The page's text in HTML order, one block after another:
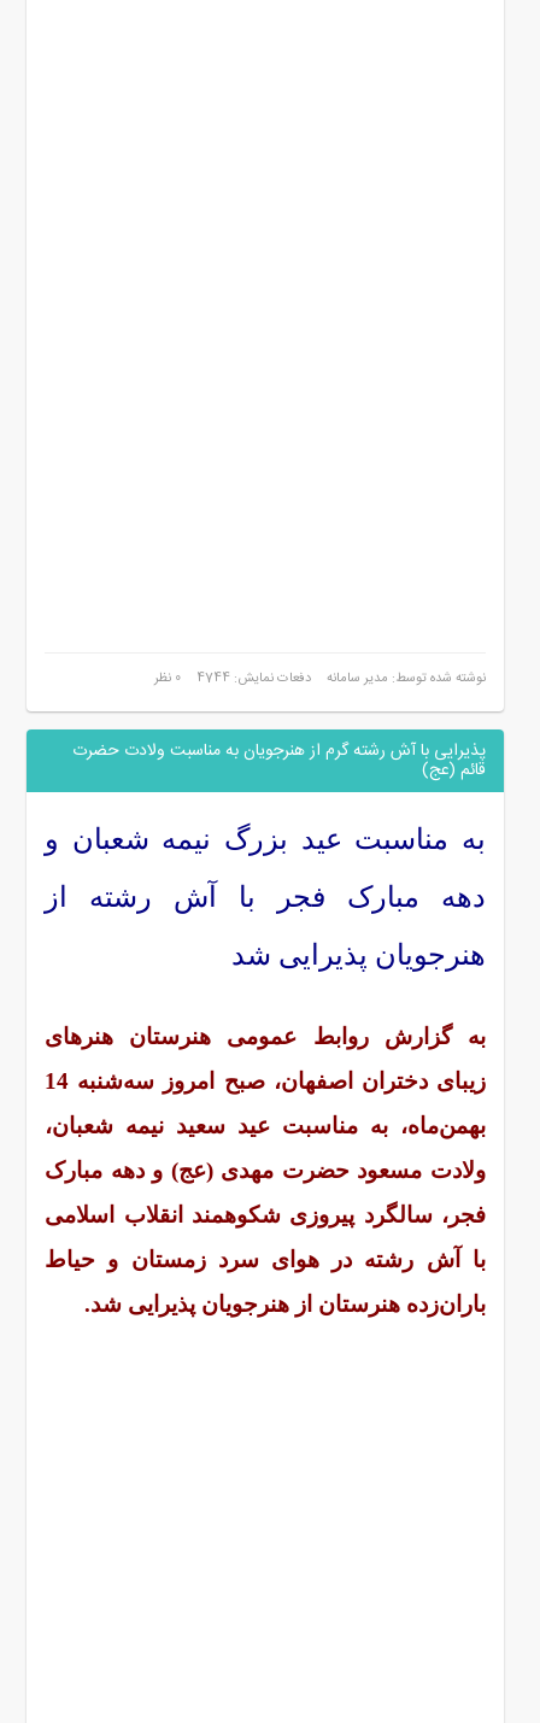
نوشته شده توسط: مدیر سامانه دفعات نمایش: 4744 0 نظر
پذیرایی با آش رشته گرم از هنرجویان به مناسبت ولادت حضرت
قائم (عج)
به مناسبت عید بزرگ نیمه شعبان و
دهه مبارک فجر با آش رشته از
هنرجویان پذیرایی شد
به گزارش روابط عمومی هنرستان هنرهای
زیبای دختران اصفهان، صبح امروز سه‌شنبه 14
بهمن‌ماه، به مناسبت عید سعید نیمه شعبان،
ولادت مسعود حضرت مهدی (عج) و دهه مبارک
فجر، سالگرد پیروزی شکوهمند انقلاب اسلامی
با آش رشته در هوای سرد زمستان و حیاط
باران‌زده هنرستان از هنرجویان پذیرایی شد.